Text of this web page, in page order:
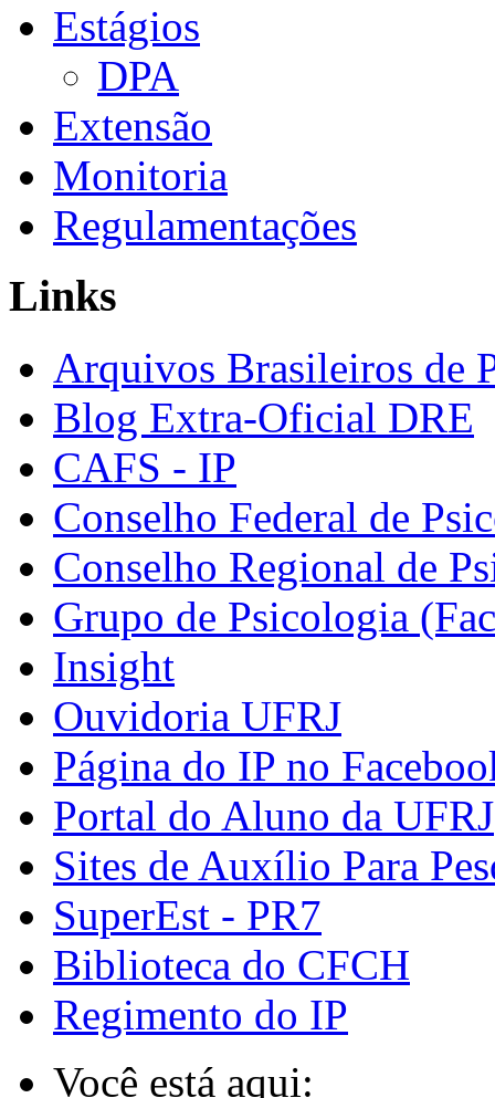
Estágios
DPA
Extensão
Monitoria
Regulamentações
Links
Arquivos Brasileiros de
Blog Extra-Oficial DRE
CAFS - IP
Conselho Federal de
Conselho Regional de
Grupo de Psicologia
Insight
Ouvidoria UFRJ
Página do IP no
Portal do Aluno da UFRJ
Sites de Auxílio Para
SuperEst - PR7
Biblioteca do CFCH
Regimento do IP
Você está aqui: